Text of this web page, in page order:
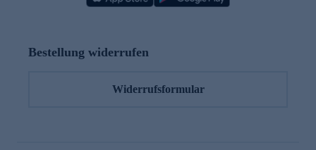
Bestellung widerrufen
Widerrufsformular